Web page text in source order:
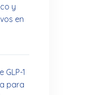
y
en
GLP-1
para